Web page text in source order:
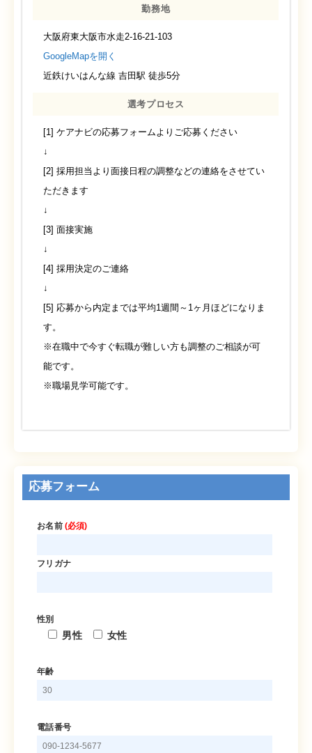
勤務地
大阪府東大阪市水走2-16-21-103
GoogleMapを開く
近鉄けいはんな線 吉田駅 徒歩5分
選考プロセス
[1] ケアナビの応募フォームよりご応募ください
↓
[2] 採用担当より面接日程の調整などの連絡をさせてい
ただきます
↓
[3] 面接実施
↓
[4] 採用決定のご連絡
↓
[5] 応募から内定までは平均1週間～1ヶ月ほどになりま
す。
※在職中で今すぐ転職が難しい方も調整のご相談が可
能です。
※職場見学可能です。
応募フォーム
お名前 (必須)
フリガナ
性別
男性 女性
年齢
電話番号